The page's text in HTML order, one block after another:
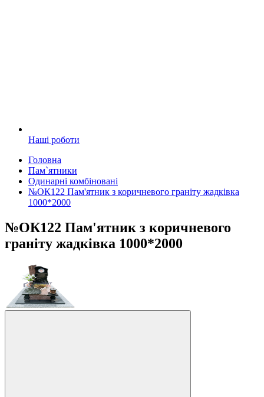
Наші роботи
Головна
Пам`ятники
Одинарні комбіновані
№ОК122 Пам'ятник з коричневого граніту жадківка
1000*2000
№ОК122 Пам'ятник з коричневого
граніту жадківка 1000*2000